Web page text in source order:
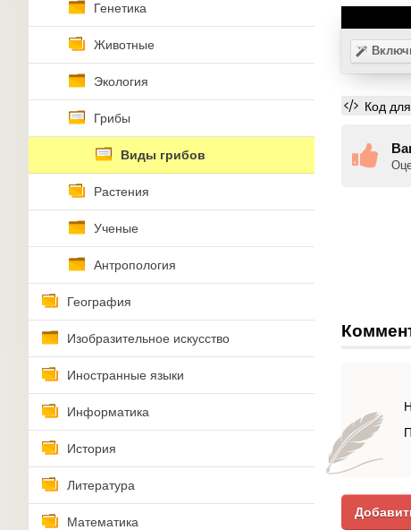
Генетика
Животные
Экология
Грибы
Виды грибов
Растения
Ученые
Антропология
География
Изобразительное искусство
Иностранные языки
Информатика
История
Литература
Математика
Код